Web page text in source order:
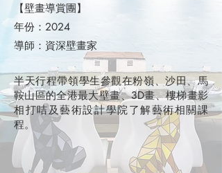
【壁畫導賞團】
年份：2024
導師：資深壁畫家
半天行程帶領學生參觀在粉嶺、沙田、馬
鞍山區的全港最大壁畫、3D畫、樓梯畫影
相打咭及藝術設計學院了解藝術相關課
程。